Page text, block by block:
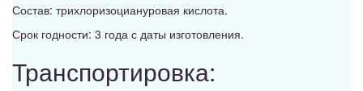
Состав: трихлоризоциануровая кислота.
Срок годности: 3 года с даты изготовления.
Транспортировка: